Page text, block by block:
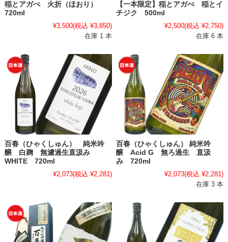
稲とアガべ 火折（ほおり）
720ml
¥3,500(税込 ¥3,850)
在庫 1 本
【一本限定】稲とアガべ 稲とイ
チジク 500ml
¥2,500(税込 ¥2,750)
在庫 6 本
百春（ひゃくしゅん） 純米吟
醸 白麹 無濾過生直汲み
WHITE 720ml
¥2,073(税込 ¥2,281)
百春（ひゃくしゅん） 純米吟
醸 Acid G 無ろ過生 直汲
み 720ml
¥2,073(税込 ¥2,281)
在庫 3 本